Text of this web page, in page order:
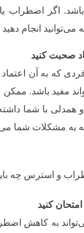
اگر اضطراب یا
انجام
صحبت کنید
که به آن اعتماد
مفید باشد.
و همدلی با شما
به مشکلات شما
کنید
به کاهش